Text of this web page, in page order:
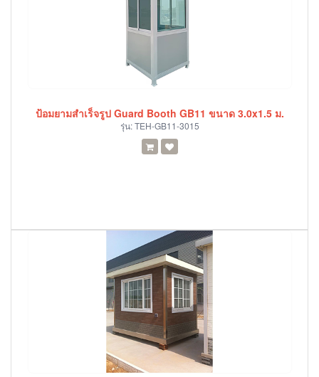
ป้อมยามสำเร็จรูป Guard Booth GB11 ขนาด 3.0x1.5 ม.
รุ่น:TEH-GB11-3015